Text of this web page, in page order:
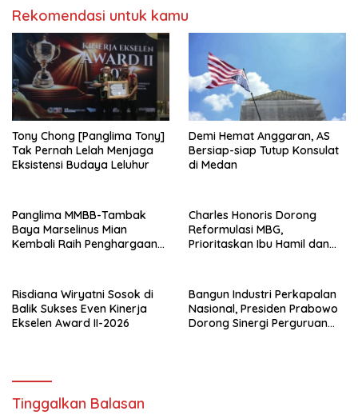
Rekomendasi untuk kamu
Tony Chong [Panglima Tony]
Tak Pernah Lelah Menjaga
Eksistensi Budaya Leluhur
Demi Hemat Anggaran, AS
Bersiap-siap Tutup Konsulat
di Medan
Panglima MMBB-Tambak
Baya Marselinus Mian
Kembali Raih Penghargaan
Charles Honoris Dorong
Reformulasi MBG,
Prioritaskan Ibu Hamil dan
Risdiana Wiryatni Sosok di
Balik Sukses Even Kinerja
Ekselen Award II-2026
Bangun Industri Perkapalan
Nasional, Presiden Prabowo
Dorong Sinergi Perguruan
Tinggalkan Balasan